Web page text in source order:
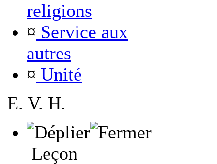
religions
¤ Service aux
autres
¤ Unité
E. V. H.
Leçon